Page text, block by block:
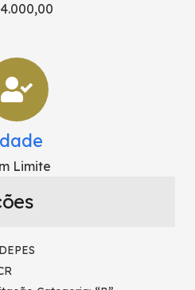
Limite